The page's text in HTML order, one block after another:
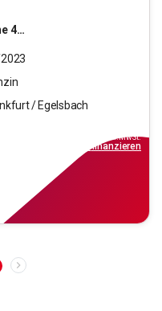
6d)
/ Egelsbach
inkl.MwSt.
finanzieren